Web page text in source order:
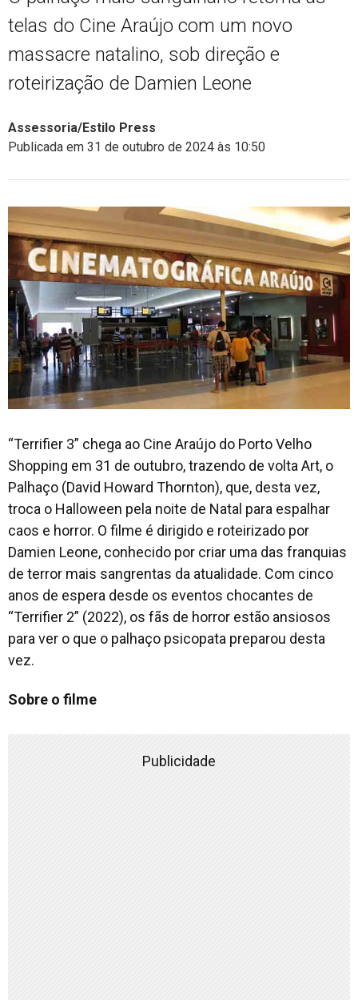
telas do Cine Araújo com um novo
massacre natalino, sob direção e
roteirização de Damien Leone
Assessoria/Estilo Press
Publicada em 31 de outubro de 2024 às 10:50
“Terrifier 3” chega ao Cine Araújo do Porto Velho
Shopping em 31 de outubro, trazendo de volta Art, o
Palhaço (David Howard Thornton), que, desta vez,
troca o Halloween pela noite de Natal para espalhar
caos e horror. O filme é dirigido e roteirizado por
Damien Leone, conhecido por criar uma das franquias
de terror mais sangrentas da atualidade. Com cinco
anos de espera desde os eventos chocantes de
“Terrifier 2” (2022), os fãs de horror estão ansiosos
para ver o que o palhaço psicopata preparou desta
vez.
Sobre o filme
Publicidade